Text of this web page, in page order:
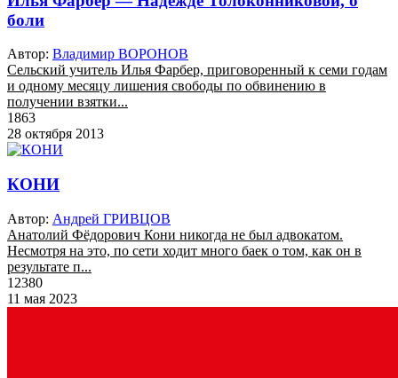
боли
Автор: Владимир ВОРОНОВ
Сельский учитель Илья Фарбер, приговоренный к семи годам
и одному месяцу лишения свободы по обвинению в
получении взятки...
1863
28 октября 2013
КОНИ
Автор: Андрей ГРИВЦОВ
Анатолий Фёдорович Кони никогда не был адвокатом.
Несмотря на это, по сети ходит много баек о том, как он в
результате п...
12380
11 мая 2023